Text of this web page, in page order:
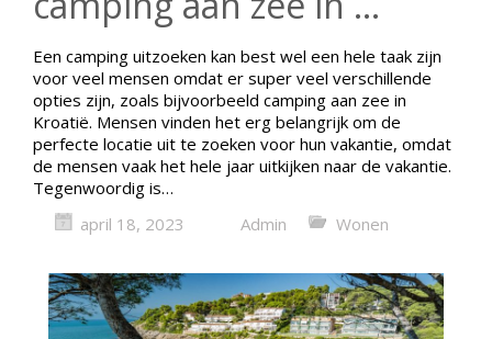
Een camping uitzoeken kan best wel een hele taak zijn
voor veel mensen omdat er super veel verschillende
opties zijn, zoals bijvoorbeeld camping aan zee in
Kroatië. Mensen vinden het erg belangrijk om de
perfecte locatie uit te zoeken voor hun vakantie, omdat
de mensen vaak het hele jaar uitkijken naar de vakantie.
Tegenwoordig is…
april 18, 2023
Admin Wonen